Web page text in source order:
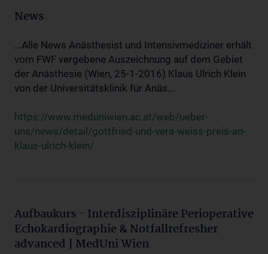
News
...Alle News Anästhesist und Intensivmediziner erhält
vom FWF vergebene Auszeichnung auf dem Gebiet
der Anästhesie (Wien, 25-1-2016) Klaus Ulrich Klein
von der Universitätsklinik für Anäs...
https://www.meduniwien.ac.at/web/ueber-
uns/news/detail/gottfried-und-vera-weiss-preis-an-
klaus-ulrich-klein/
Aufbaukurs - Interdisziplinäre Perioperative
Echokardiographie & Notfallrefresher
advanced | MedUni Wien